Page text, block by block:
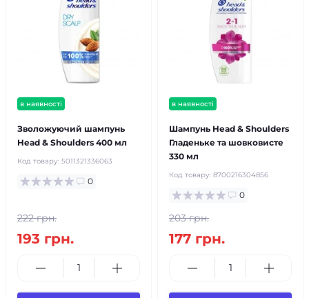
в наявності
Зволожуючий шампунь
Head & Shoulders 400 мл
Код товару: 5011321336063
0
222 грн.
193 грн.
в наявності
Шампунь Head & Shoulders
Гладеньке та шовковисте
330 мл
Код товару: 8700216304856
0
203 грн.
177 грн.